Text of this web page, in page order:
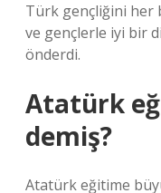
Türk gençliğini her
ve gençlerle iyi bir
önderdi.
Atatürk
demiş?
Atatürk eğitime